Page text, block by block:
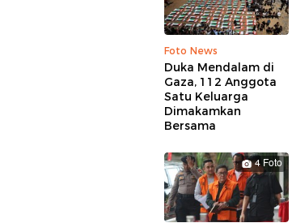
Foto News
Duka Mendalam di
Gaza, 112 Anggota
Satu Keluarga
Dimakamkan
Bersama
4 Foto